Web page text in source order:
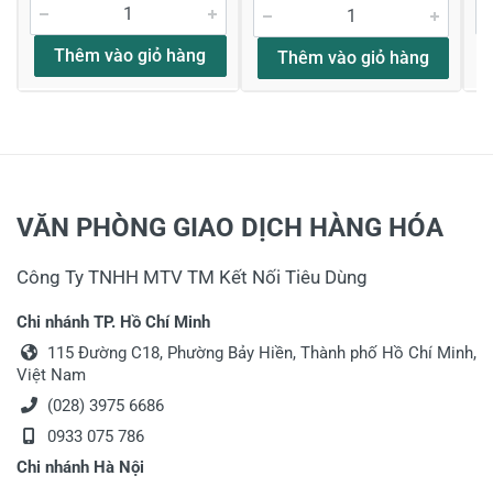
Thêm vào giỏ hàng Thêm vào giỏ hàng
VĂN PHÒNG GIAO DỊCH HÀNG HÓA
Công Ty TNHH MTV TM Kết Nối Tiêu Dùng
Chi nhánh TP. Hồ Chí Minh
115 Đường C18, Phường Bảy Hiền, Thành phố Hồ Chí Minh,
Việt Nam
(028) 3975 6686
0933 075 786
Chi nhánh Hà Nội